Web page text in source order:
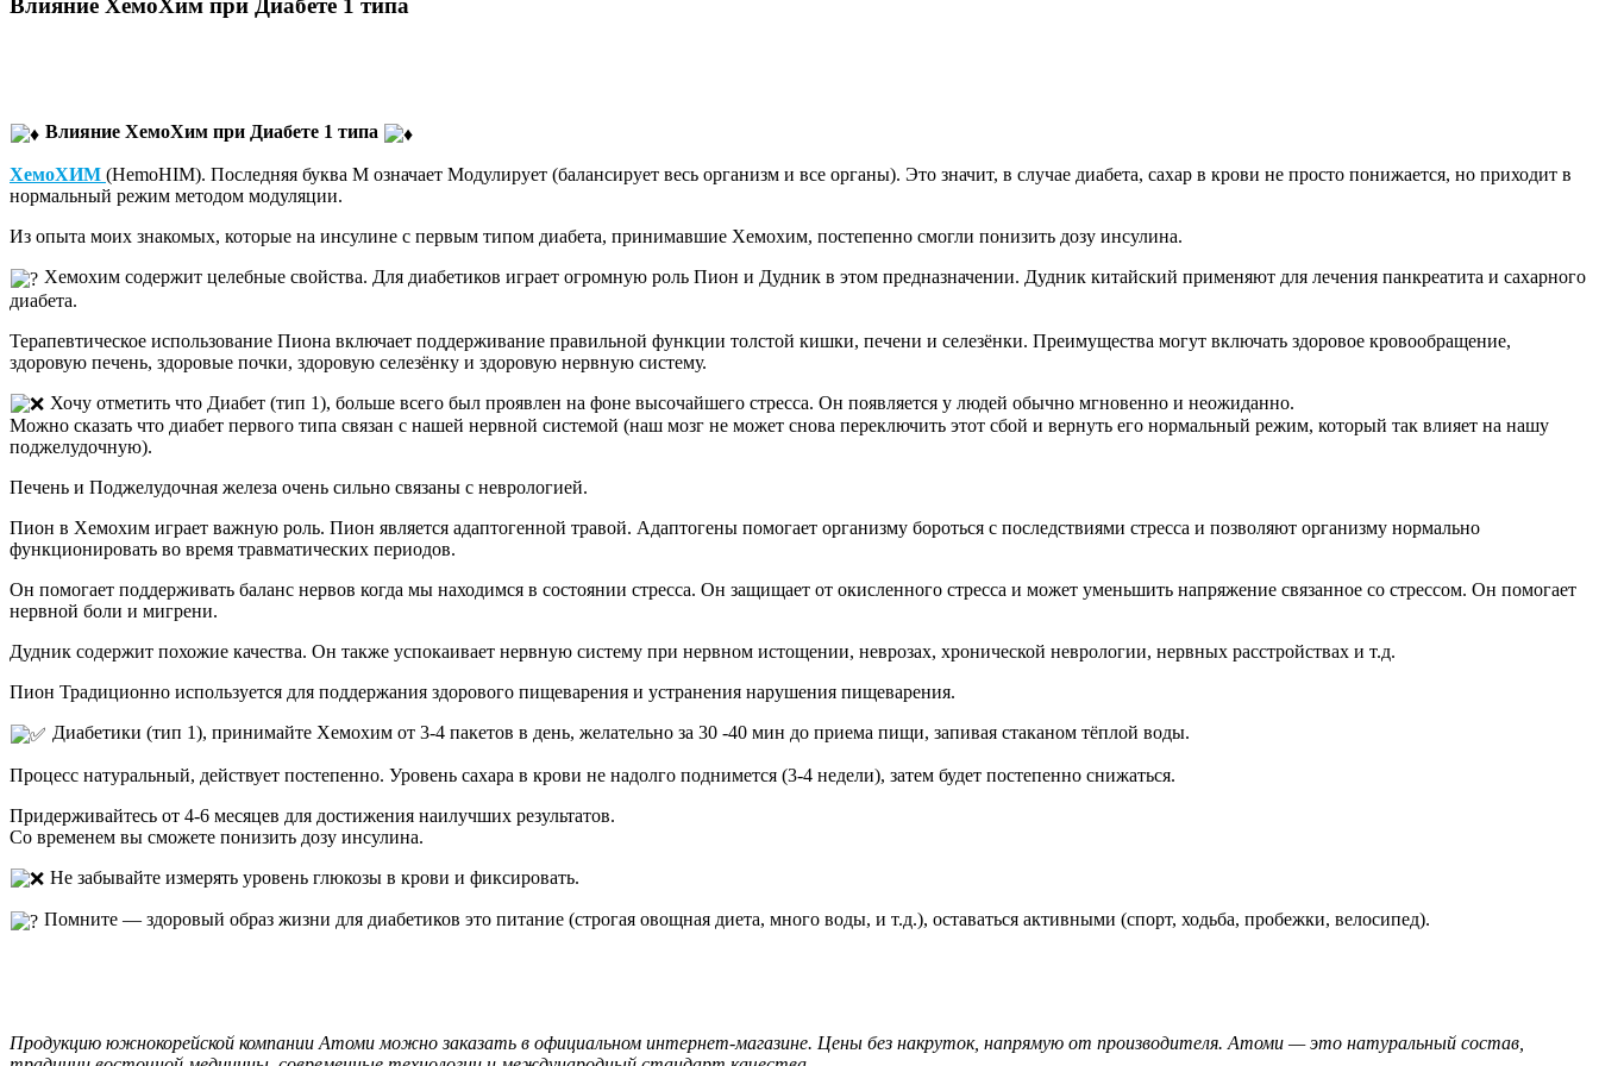
Влияние ХемоХим при Диабете 1 типа
Влияние ХемоХим при Диабете 1 типа
ХемоХИМ (HemoHIM). Последняя буква М означает Модулирует (балансирует весь организм и все органы). Это значит, в случае диабета, сахар в крови не просто понижается, но приходит в
нормальный режим методом модуляции.
Из опыта моих знакомых, которые на инсулине с первым типом диабета, принимавшие Хемохим, постепенно смогли понизить дозу инсулина.
Хемохим содержит целебные свойства. Для диабетиков играет огромную роль Пион и Дудник в этом предназначении. Дудник китайский применяют для лечения панкреатита и сахарного
диабета.
Терапевтическое использование Пиона включает поддерживание правильной функции толстой кишки, печени и селезёнки. Преимущества могут включать здоровое кровообращение,
здоровую печень, здоровые почки, здоровую селезёнку и здоровую нервную систему.
Хочу отметить что Диабет (тип 1), больше всего был проявлен на фоне высочайшего стресса. Он появляется у людей обычно мгновенно и неожиданно.
Можно сказать что диабет первого типа связан с нашей нервной системой (наш мозг не может снова переключить этот сбой и вернуть его нормальный режим, который так влияет на нашу
поджелудочную).
Печень и Поджелудочная железа очень сильно связаны с неврологией.
Пион в Хемохим играет важную роль. Пион является адаптогенной травой. Адаптогены помогает организму бороться с последствиями стресса и позволяют организму нормально
функционировать во время травматических периодов.
Он помогает поддерживать баланс нервов когда мы находимся в состоянии стресса. Он защищает от окисленного стресса и может уменьшить напряжение связанное со стрессом. Он помогает
нервной боли и мигрени.
Дудник содержит похожие качества. Он также успокаивает нервную систему при нервном истощении, неврозах, хронической неврологии, нервных расстройствах и т.д.
Пион Традиционно используется для поддержания здорового пищеварения и устранения нарушения пищеварения.
Диабетики (тип 1), принимайте Хемохим от 3-4 пакетов в день, желательно за 30 -40 мин до приема пищи, запивая стаканом тёплой воды.
Процесс натуральный, действует постепенно. Уровень сахара в крови не надолго поднимется (3-4 недели), затем будет постепенно снижаться.
Придерживайтесь от 4-6 месяцев для достижения наилучших результатов.
Со временем вы сможете понизить дозу инсулина.
Не забывайте измерять уровень глюкозы в крови и фиксировать.
Помните — здоровый образ жизни для диабетиков это питание (строгая овощная диета, много воды, и т.д.), оставаться активными (спорт, ходьба, пробежки, велосипед).
Продукцию южнокорейской компании Атоми можно заказать в официальном интернет-магазине. Цены без накруток, напрямую от производителя. Атоми — это натуральный состав,